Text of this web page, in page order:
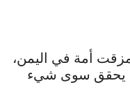
أمة في اليمن،
يحقق سوى شيء